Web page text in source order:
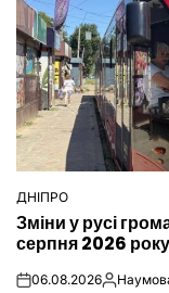
ОПУБЛІКУВАТИ
У
ДНІПРО
Зміни у русі
серпня 2026 року
on06.08.2026